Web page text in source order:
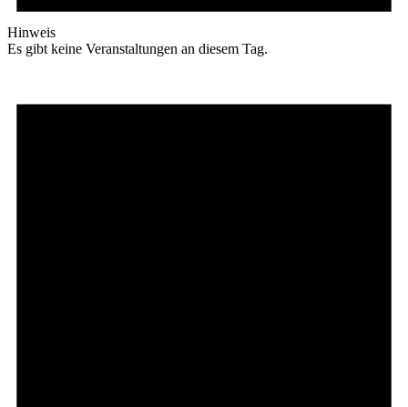
Hinweis
Es gibt keine Veranstaltungen an diesem Tag.